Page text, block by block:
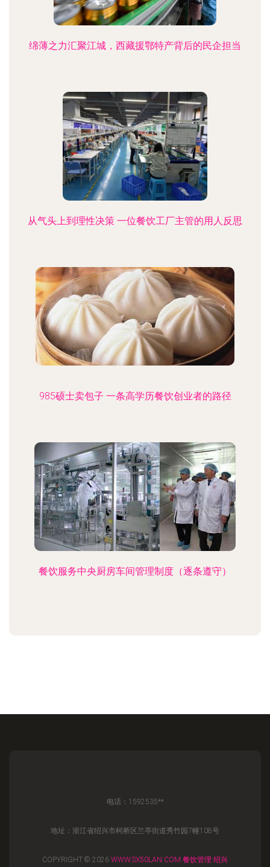
绵薄之力汇聚江城，西藏援鄂特产背后的民企担当
从气头上到理性决策 一位餐饮工厂主管的用人反思
985硕士卖包子 一条高学历餐饮创业者的路径
餐饮服务中央厨房车间管理制度（逐条遵守）
电话：1592535**
地址：浙江省绍兴市柯桥区兰亭街道秀竹园7幢108号
COPYRIGHT © 2026 WWW.SX50LAN.COM 餐饮管理 绍兴